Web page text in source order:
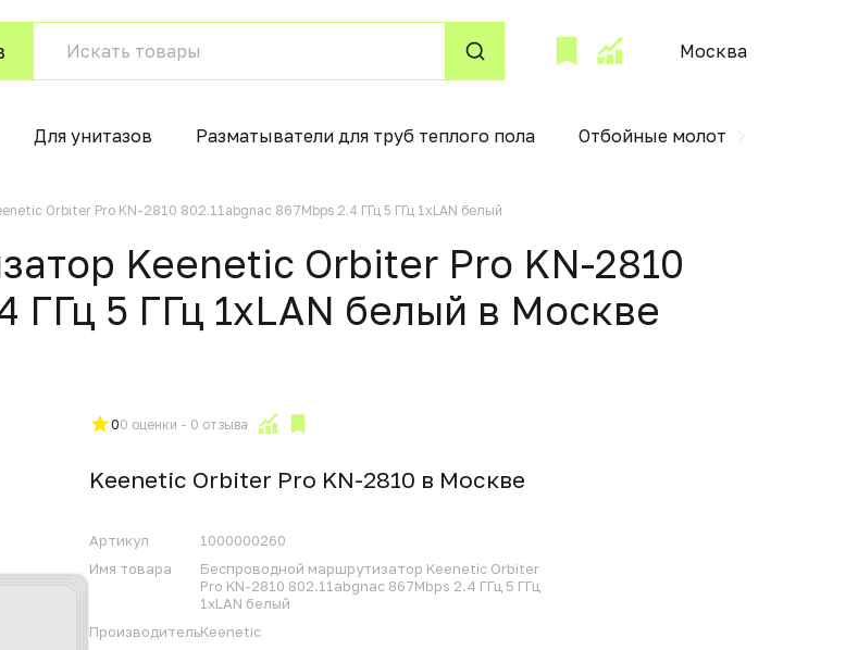
Москва
Для унитазов Разматыватели для труб теплого пола Отбойные молотки
Orbiter Pro KN-2810 802.11abgnac 867Mbps 2.4 ГГц 5 ГГц 1xLAN белый
Keenetic Orbiter Pro KN-2810
ГГц 5 ГГц 1xLAN белый в Москвe
00 оценки - 0 отзыва
Keenetic Orbiter Pro KN-2810 в Москвe
Артикул
1000000260
Имя товара
Беспроводной маршрутизатор Keenetic Orbiter
Pro KN-2810 802.11abgnac 867Mbps 2.4 ГГц 5 ГГц
1xLAN белый
ПроизводительKeenetic